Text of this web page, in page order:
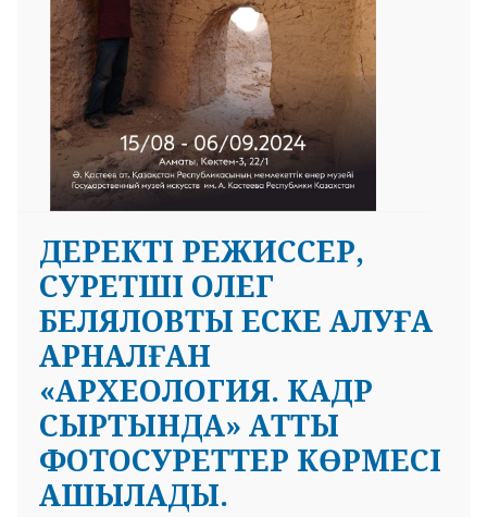
ДЕРЕКТІ РЕЖИССЕР,
СУРЕТШІ ОЛЕГ
БЕЛЯЛОВТЫ ЕСКЕ АЛУҒА
АРНАЛҒАН
«АРХЕОЛОГИЯ. КАДР
СЫРТЫНДА» АТТЫ
ФОТОСУРЕТТЕР КӨРМЕСІ
АШЫЛАДЫ.